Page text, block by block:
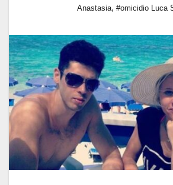
Anastasia, #omicidio Luca